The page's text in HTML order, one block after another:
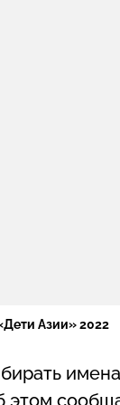
Азии» 2022
этом